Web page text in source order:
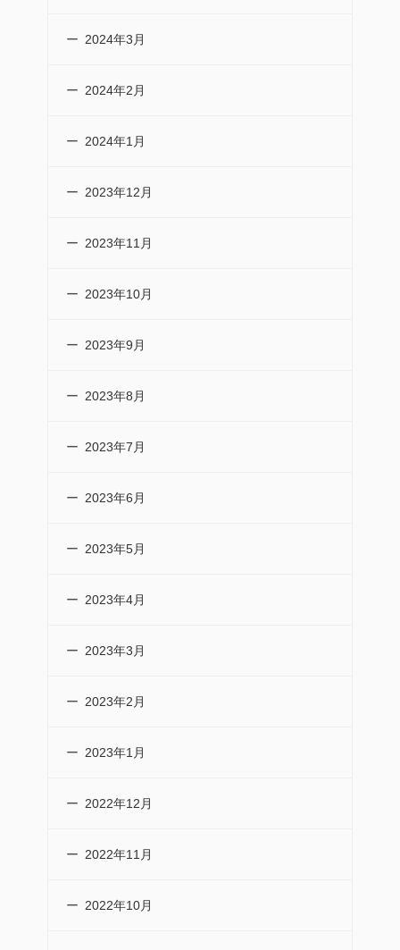
2024年3月
2024年2月
2024年1月
2023年12月
2023年11月
2023年10月
2023年9月
2023年8月
2023年7月
2023年6月
2023年5月
2023年4月
2023年3月
2023年2月
2023年1月
2022年12月
2022年11月
2022年10月